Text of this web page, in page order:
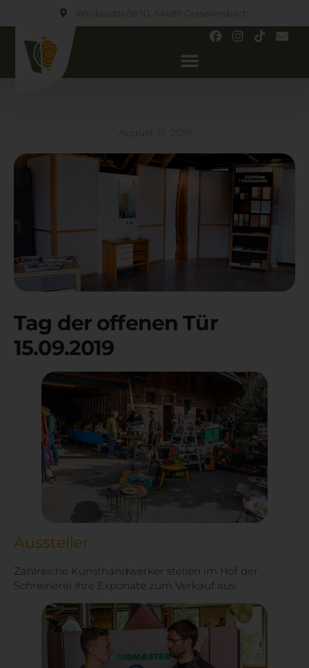
Waldaustraße 10, 64689 Grasellenbach
August 19, 2019
Tag der offenen Tür
15.09.2019
Aussteller
Zahlreiche Kunsthandwerker stellen im Hof der
Schreinerei Ihre Exponate zum Verkauf aus.